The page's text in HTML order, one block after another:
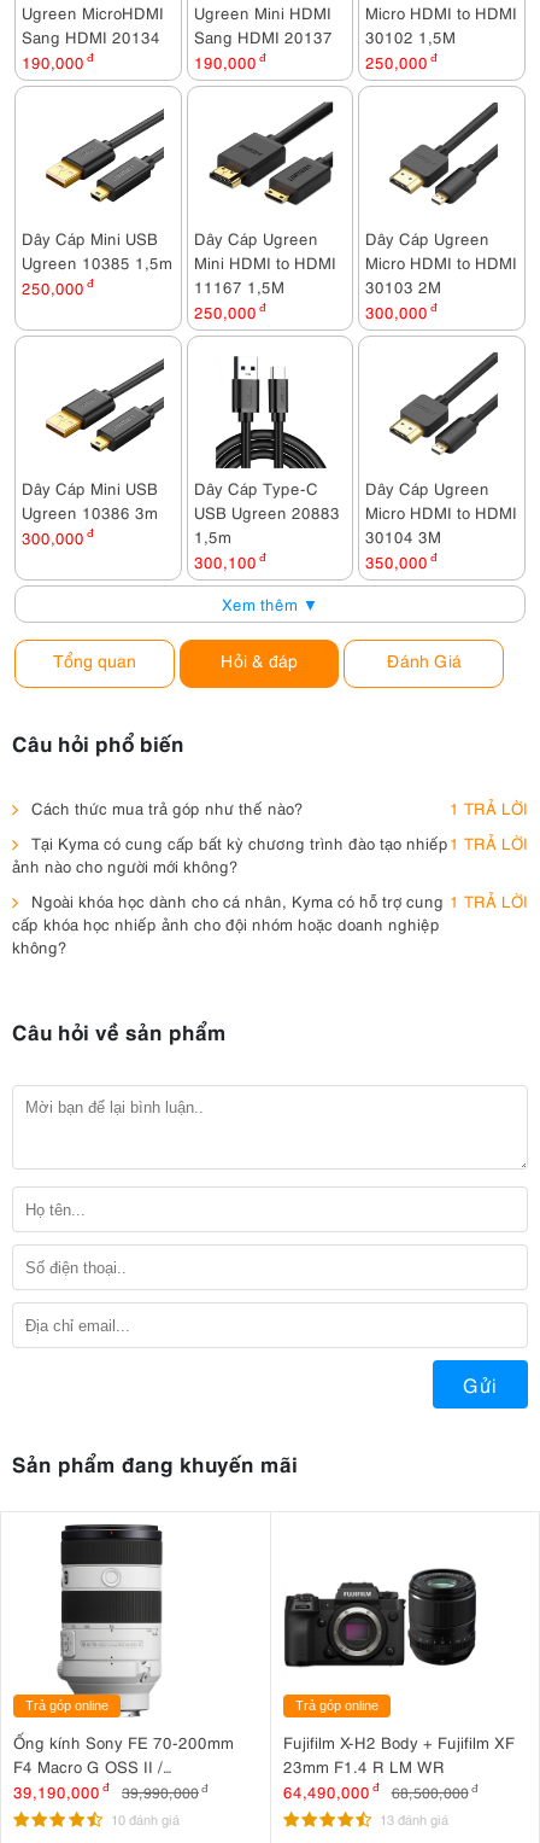
Ugreen MicroHDMI
Sang HDMI 20134
190,000 đ
Ugreen Mini HDMI
Sang HDMI 20137
190,000 đ
Micro HDMI to HDMI
30102 1,5M
250,000 đ
Dây Cáp Mini USB
Ugreen 10385 1,5m
250,000 đ
Dây Cáp Ugreen
Mini HDMI to HDMI
11167 1,5M
250,000 đ
Dây Cáp Ugreen
Micro HDMI to HDMI
30103 2M
300,000 đ
Dây Cáp Mini USB
Ugreen 10386 3m
300,000 đ
Dây Cáp Type-C
USB Ugreen 20883
1,5m
300,100 đ
Dây Cáp Ugreen
Micro HDMI to HDMI
30104 3M
350,000 đ
Xem thêm ▼
Tổng quan Hỏi & đáp Đánh Giá
Câu hỏi phổ biến
Cách thức mua trả góp như thế nào?
1 TRẢ LỜI
Tại Kyma có cung cấp bất kỳ chương trình đào tạo nhiếp
ảnh nào cho người mới không?
1 TRẢ LỜI
Ngoài khóa học dành cho cá nhân, Kyma có hỗ trợ cung
cấp khóa học nhiếp ảnh cho đội nhóm hoặc doanh nghiệp
không?
1 TRẢ LỜI
Câu hỏi về sản phẩm
Gửi
Sản phẩm đang khuyến mãi
Trả góp online
Ống kính Sony FE 70-200mm
F4 Macro G OSS II /
SEL70200G2
39,190,000 đ 39,990,000đ
10 đánh giá
Trả góp online
Fujifilm X-H2 Body + Fujifilm XF
23mm F1.4 R LM WR
64,490,000 đ 68,500,000 đ
13 đánh giá